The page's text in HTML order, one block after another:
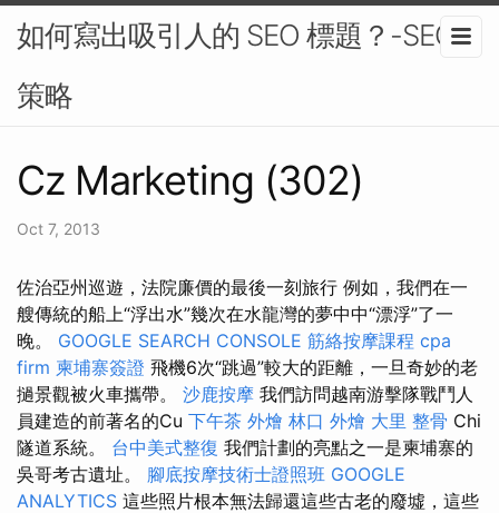
如何寫出吸引人的 SEO 標題？-SEO
策略
Cz Marketing (302)
Oct 7, 2013
佐治亞州巡遊，法院廉價的最後一刻旅行 例如，我們在一
艘傳統的船上“浮出水”幾次在水龍灣的夢中中“漂浮”了一
晚。 GOOGLE SEARCH CONSOLE 筋絡按摩課程 cpa
firm 柬埔寨簽證 飛機6次“跳過”較大的距離，一旦奇妙的老
撾景觀被火車攜帶。 沙鹿按摩 我們訪問越南游擊隊戰鬥人
員建造的前著名的Cu 下午茶 外燴 林口 外燴 大里 整骨 Chi
隧道系統。 台中美式整復 我們計劃的亮點之一是柬埔寨的
吳哥考古遺址。 腳底按摩技術士證照班 GOOGLE
ANALYTICS 這些照片根本無法歸還這些古老的廢墟，這些